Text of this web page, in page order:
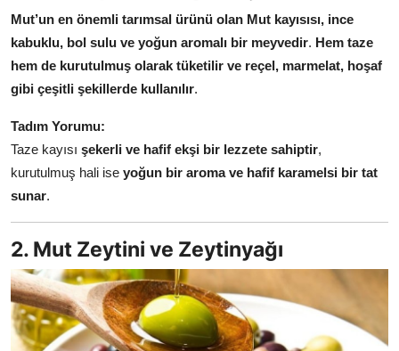
Anne & Bebek Beslenmesi
Mutfak Sırları & Teknikler
Gıda Sözlüğü & Nedir?
Mut’un en önemli tarımsal ürünü olan Mut kayısısı, ince
kabuklu, bol sulu ve yoğun aromalı bir meyvedir. Hem taze
hem de kurutulmuş olarak tüketilir ve reçel, marmelat, hoşaf
gibi çeşitli şekillerde kullanılır.
Tadım Yorumu:
Taze kayısı şekerli ve hafif ekşi bir lezzete sahiptir,
kurutulmuş hali ise yoğun bir aroma ve hafif karamelsi bir tat
sunar.
2. Mut Zeytini ve Zeytinyağı